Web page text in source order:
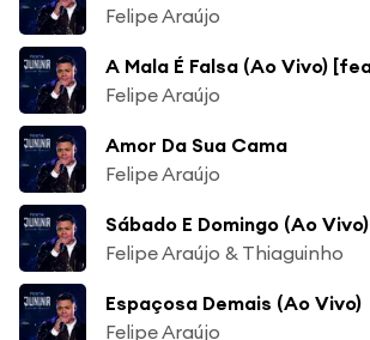
Felipe Araújo
Felipe Araújo
Amor Da Sua Cama
Felipe Araújo
Sábado E Domingo (Ao Vivo)
Felipe Araújo & Thiaguinho
Espaçosa Demais (Ao Vivo)
Felipe Araújo